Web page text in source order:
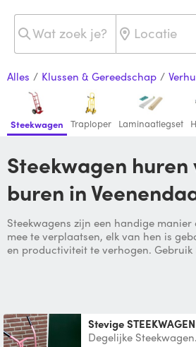
Alles / Klussen & Gereedschap /
Steekwagen Traploper Laminaatlegset
Steekwagen huren van je
buren in
Steekwagens zijn een handige
mee te verplaatsen, elk van hen is
en productiviteit te verhogen. Gebruik
Stevige
Degelijke